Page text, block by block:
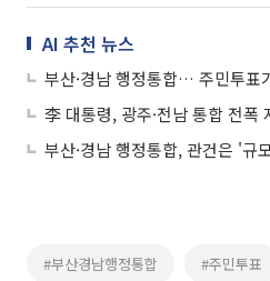
AI 추천 뉴스
부산·경남 행정통합… 주민투표
부산·경남 행정통합, 관건은 '규
#부산경남행정통합 #주민투표